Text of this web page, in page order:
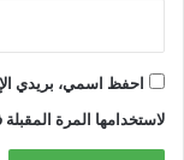
احفظ اسمي، بريدي
لاستخدامها المرة